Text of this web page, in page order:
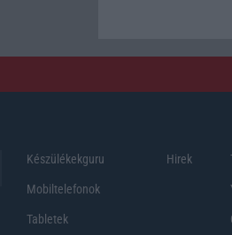
Készülékekguru
Mobiltelefonok
Tabletek
Hirek